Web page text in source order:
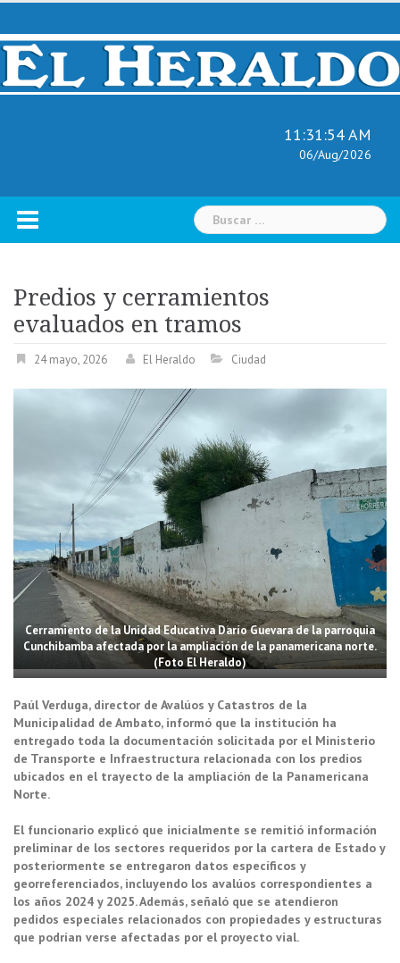
Skip
content
11:31:55 AM
06/Aug/2026
Buscar:
Predios y cerramientos
evaluados en tramos
24 mayo, 2026 El Heraldo Ciudad
Cerramiento de la Unidad Educativa Darío Guevara de la parroquia
Cunchibamba afectada por la ampliación de la panamericana norte.
(Foto El Heraldo)
Paúl Verduga, director de Avalúos y Catastros de la
Municipalidad de Ambato, informó que la institución ha
entregado toda la documentación solicitada por el Ministerio
de Transporte e Infraestructura relacionada con los predios
ubicados en el trayecto de la ampliación de la Panamericana
Norte.
El funcionario explicó que inicialmente se remitió información
preliminar de los sectores requeridos por la cartera de Estado y
posteriormente se entregaron datos específicos y
georreferenciados, incluyendo los avalúos correspondientes a
los años 2024 y 2025. Además, señaló que se atendieron
pedidos especiales relacionados con propiedades y estructuras
que podrían verse afectadas por el proyecto vial.